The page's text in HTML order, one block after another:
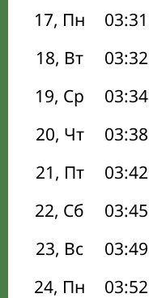
17, Пн
03:31
18, Вт
03:32
19, Ср
03:34
20, Чт
03:38
21, Пт
03:42
22, Сб
03:45
23, Вс
03:49
24, Пн
03:52